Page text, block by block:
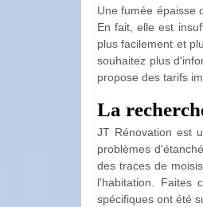
Une fumée épaisse
En fait, elle est
plus facilement et
souhaitez plus
propose des tarifs
La
JT Rénovation est
problèmes
des traces de
l'habitation. Faites
spécifiques ont été